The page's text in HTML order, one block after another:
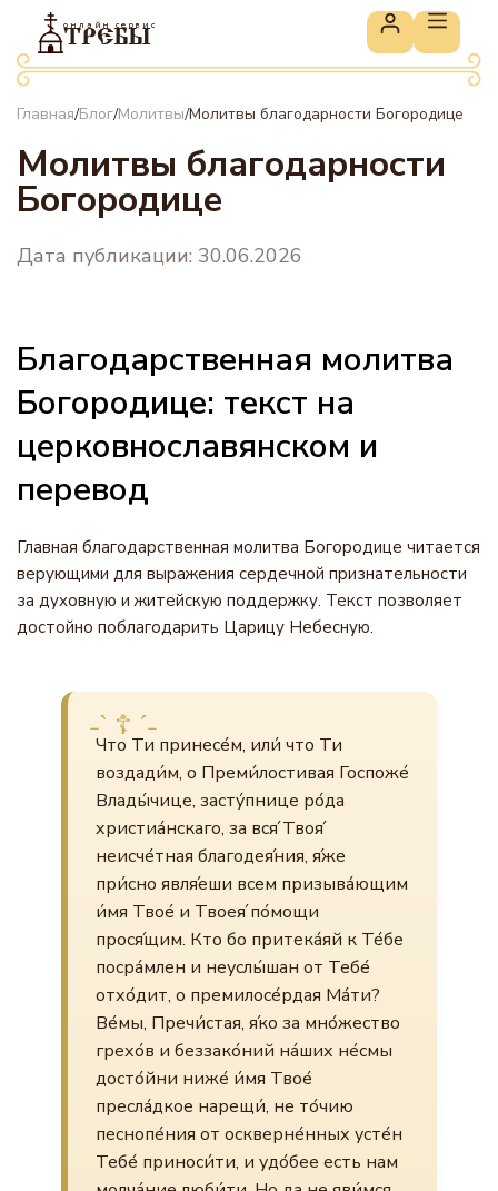
онлайн сервис
ТРЕБЫ
Главная/Блог/Молитвы/Молитвы благодарности Богородице
Молитвы благодарности
Богородице
Дата публикации: 30.06.2026
Благодарственная молитва
Богородице: текст на
церковнославянском и
перевод
Главная благодарственная молитва Богородице читается
верующими для выражения сердечной признательности
за духовную и житейскую поддержку. Текст позволяет
достойно поблагодарить Царицу Небесную.
Что Ти принесе́м, или́ что Ти
воздади́м, о Преми́лостивая Госпоже́
Влады́чице, засту́пнице ро́да
христиа́нскаго, за вся́ Твоя́
неисче́тная благодея́ния, я́же
при́сно явля́еши всем призыва́ющим
и́мя Твое́ и Твоея́ по́мощи
прося́щим. Кто бо притека́яй к Те́бе
посра́млен и неуслы́шан от Тебе́
отхо́дит, о премилосе́рдая Ма́ти?
Ве́мы, Пречи́стая, я́ко за мно́жество
грехо́в и беззако́ний на́ших не́смы
досто́йни ниже́ и́мя Твое́
пресла́дкое нарещи́, не то́чию
песнопе́ния от оскверне́нных усте́н
Тебе́ приноси́ти, и удо́бее есть нам